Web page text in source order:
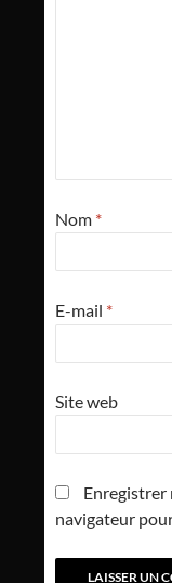
Nom *
E-mail *
Site web
Enregistrer
navigateur